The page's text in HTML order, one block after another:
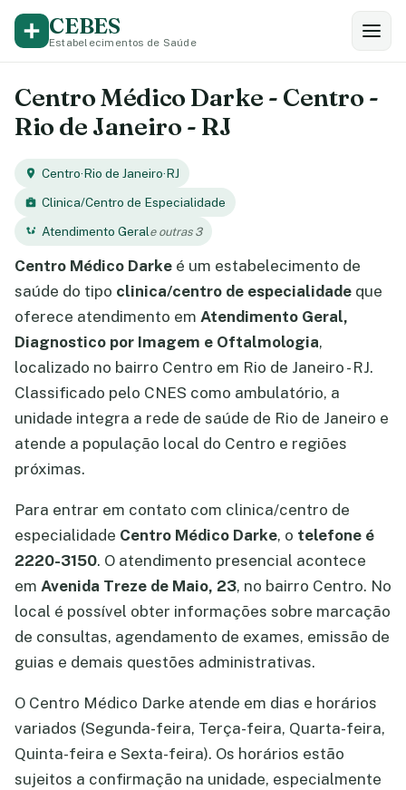
CEBES
Estabelecimentos de Saúde
Centro Médico Darke - Centro -
Rio de Janeiro - RJ
Centro·Rio de Janeiro·RJ
Clinica/Centro de Especialidade
Atendimento Gerale outras 3
Centro Médico Darke é um estabelecimento de
saúde do tipo clinica/centro de especialidade que
oferece atendimento em Atendimento Geral,
Diagnostico por Imagem e Oftalmologia,
localizado no bairro Centro em Rio de Janeiro - RJ.
Classificado pelo CNES como ambulatório, a
unidade integra a rede de saúde de Rio de Janeiro e
atende a população local do Centro e regiões
próximas.
Para entrar em contato com clinica/centro de
especialidade Centro Médico Darke, o telefone é
2220-3150. O atendimento presencial acontece
em Avenida Treze de Maio, 23, no bairro Centro. No
local é possível obter informações sobre marcação
de consultas, agendamento de exames, emissão de
guias e demais questões administrativas.
O Centro Médico Darke atende em dias e horários
variados (Segunda-feira, Terça-feira, Quarta-feira,
Quinta-feira e Sexta-feira). Os horários estão
sujeitos a confirmação na unidade, especialmente